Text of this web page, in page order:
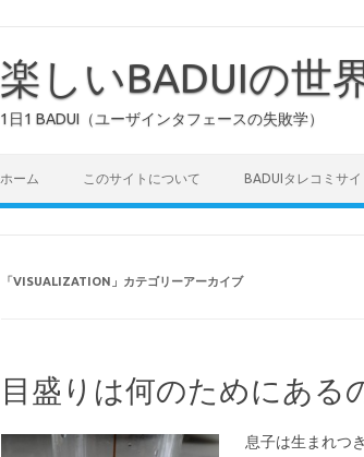
楽しいBADUIの世
1日1 BADUI（ユーザインタフェースの失敗学）
ホーム このサイトについて BADUIタレコミサイ
「VISUALIZATION 」カテゴリーアーカイブ
目盛りは何のためにあ
息子は生まれつ